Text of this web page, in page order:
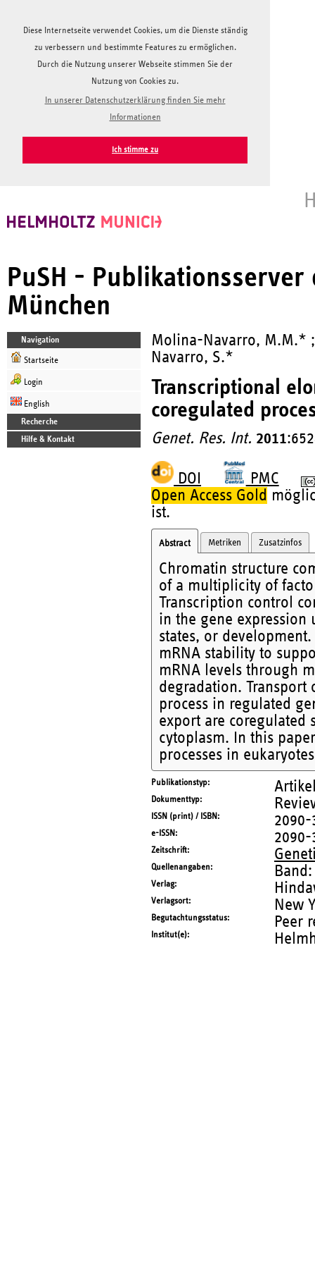
Diese Internetseite verwendet Cookies, um die Dienste ständig
zu verbessern und bestimmte Features zu ermöglichen.
Durch die Nutzung unserer Webseite stimmen Sie der
Nutzung von Cookies zu.
In unserer Datenschutzerklärung finden Sie mehr
Informationen
Ich stimme zu
PuSH -
München
Navigation
Startseite
Login
English
Recherche
Hilfe & Kontakt
Molina-Navarro, M.M.*
Navarro, S.*
Transcriptional
coregulated
Genet. Res. Int. 2011
DOI
PMC
Open Access Gold
ist.
Abstract Metriken Zusatzinfos
Chromatin structure
of a multiplicity of
Transcription control
in the gene expression
states, or
mRNA stability to
mRNA levels through
degradation. Transport
process in regulated
export are coregulated
cytoplasm. In this
processes in
Publikationstyp
Dokumenttyp
ISSN (print) / ISBN 2090-
e-ISSN 2090-
Zeitschrift
Quellenangaben
Verlag
Verlagsort New
Begutachtungsstatus Peer
Institut(e)